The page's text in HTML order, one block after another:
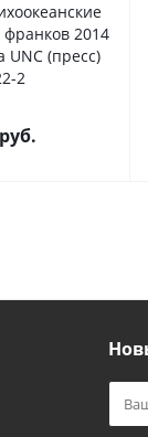
2014
UNC (пресс)
2